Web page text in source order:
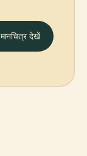
मानचित्र देखें